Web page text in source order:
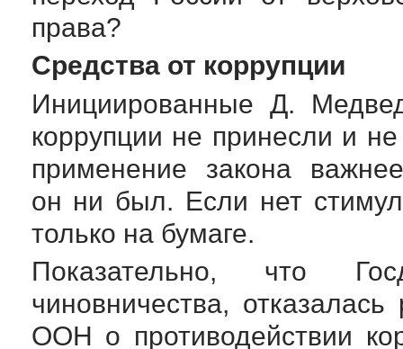
права?
Средства от коррупции
Инициированные Д.
коррупции не принесли и
применение закона
он ни был. Если нет
только на бумаге.
Показательно, что
чиновничества,
ООН о противодействии